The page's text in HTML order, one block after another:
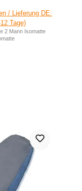
/ Lieferung DE:
Tage)
2 Mann Isomatte